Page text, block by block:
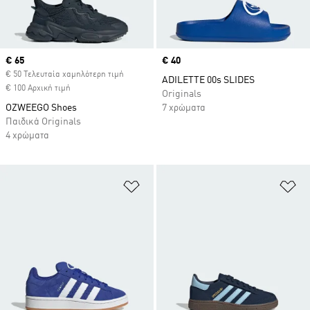
Current price
€ 65
€ 50 Τελευταία χαμηλότερη τιμή
€ 100 Αρχική τιμή
OZWEEGO Shoes
Παιδικά Originals
4 χρώματα
Price
€ 40
ADILETTE 00s SLIDES
Originals
7 χρώματα
Προσθήκη στη Λίστα Επιθυμιών